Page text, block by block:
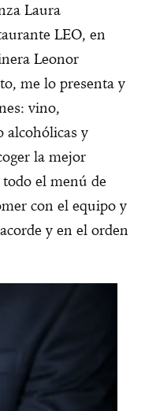
Laura
LEO, en
Leonor
me lo presenta y
vino,
alcohólicas y
la mejor
el menú de
con el equipo y
y en el orden